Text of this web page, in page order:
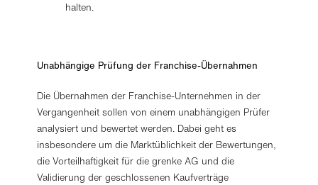
halten.
Unabhängige Prüfung der Franchise-Übernahmen
Die Übernahmen der Franchise-Unternehmen in der
Vergangenheit sollen von einem unabhängigen Prüfer
analysiert und bewertet werden. Dabei geht es
insbesondere um die Marktüblichkeit der Bewertungen,
die Vorteilhaftigkeit für die grenke AG und die
Validierung der geschlossenen Kaufverträge